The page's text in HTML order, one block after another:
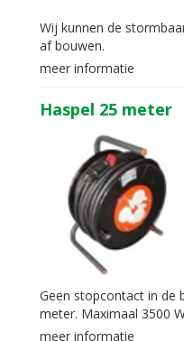
Wij kunnen de
af bouwen.
meer informatie
Haspel 25 meter
Geen stopcontact in de
meter. Maximaal 3500
meer informatie